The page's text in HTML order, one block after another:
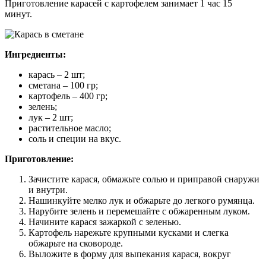
Приготовление карасей с картофелем занимает 1 час 15
минут.
Ингредиенты:
карась – 2 шт;
сметана – 100 гр;
картофель – 400 гр;
зелень;
лук – 2 шт;
растительное масло;
соль и специи на вкус.
Приготовление:
Зачистите карася, обмажьте солью и приправой снаружи
и внутри.
Нашинкуйте мелко лук и обжарьте до легкого румянца.
Нарубите зелень и перемешайте с обжаренным луком.
Начините карася зажаркой с зеленью.
Картофель нарежьте крупными кусками и слегка
обжарьте на сковороде.
Выложите в форму для выпекания карася, вокруг